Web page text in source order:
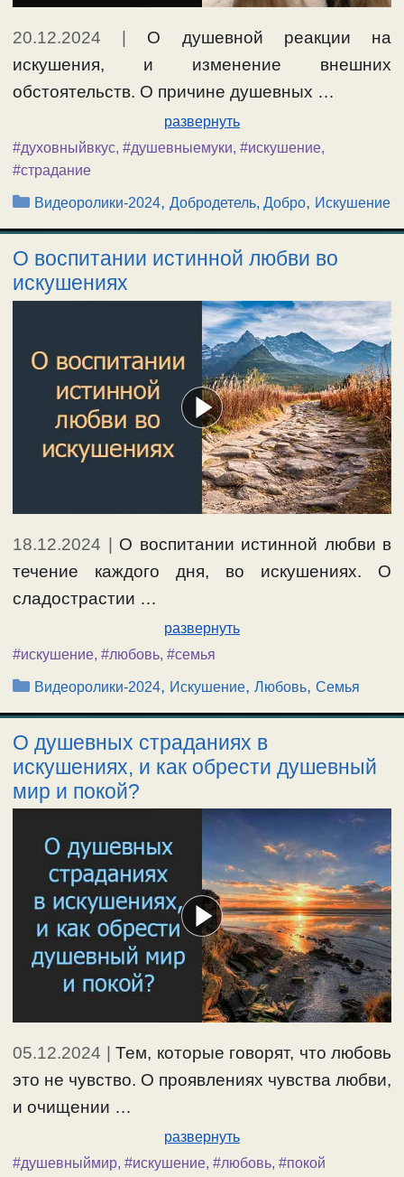
20.12.2024
О душевной реакции на
искушения, и изменение внешних
обстоятельств. О причине душевных …
развернуть
#духовныйвкус, #душевныемуки, #искушение,
#страдание
Рубрики
Видеоролики-2024,Добродетель, Добро, Искушение
О воспитании истинной любви во
искушениях
18.12.2024 | О воспитании истинной любви в
течение каждого дня, во искушениях. О
сладострастии …
развернуть
#искушение, #любовь, #семья
Рубрики
Видеоролики-2024, Искушение,Любовь,Семья
О душевных страданиях в
искушениях, и как обрести душевный
мир и покой?
05.12.2024 | Тем, которые говорят, что любовь
это не чувство. О проявлениях чувства любви,
и очищении …
развернуть
#душевныймир, #искушение, #любовь, #покой